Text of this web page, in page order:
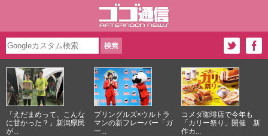
「えだまめって、こんな
に甘かった？」新潟県民
が...
プリングルズ×ウルトラ
マンの新フレーバー「ガ
ー...
コメダ珈琲店で今年も
「カリー祭り」開催 新
作カ...